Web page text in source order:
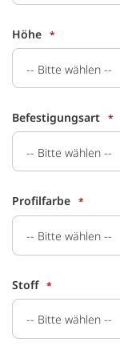
Höhe
Befestigungsart
Profilfarbe
Stoff